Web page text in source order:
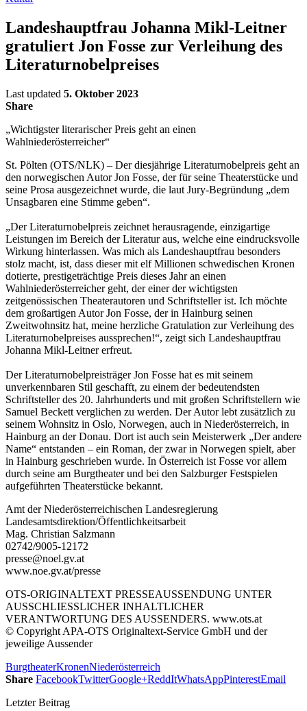
Landeshauptfrau Johanna Mikl-Leitner
gratuliert Jon Fosse zur Verleihung des
Literaturnobelpreises
Last updated 5. Oktober 2023
Share
„Wichtigster literarischer Preis geht an einen
Wahlniederösterreicher“
St. Pölten (OTS/NLK) – Der diesjährige Literaturnobelpreis geht an
den norwegischen Autor Jon Fosse, der für seine Theaterstücke und
seine Prosa ausgezeichnet wurde, die laut Jury-Begründung „dem
Unsagbaren eine Stimme geben“.
„Der Literaturnobelpreis zeichnet herausragende, einzigartige
Leistungen im Bereich der Literatur aus, welche eine eindrucksvolle
Wirkung hinterlassen. Was mich als Landeshauptfrau besonders
stolz macht, ist, dass dieser mit elf Millionen schwedischen Kronen
dotierte, prestigeträchtige Preis dieses Jahr an einen
Wahlniederösterreicher geht, der einer der wichtigsten
zeitgenössischen Theaterautoren und Schriftsteller ist. Ich möchte
dem großartigen Autor Jon Fosse, der in Hainburg seinen
Zweitwohnsitz hat, meine herzliche Gratulation zur Verleihung des
Literaturnobelpreises aussprechen!“, zeigt sich Landeshauptfrau
Johanna Mikl-Leitner erfreut.
Der Literaturnobelpreisträger Jon Fosse hat es mit seinem
unverkennbaren Stil geschafft, zu einem der bedeutendsten
Schriftsteller des 20. Jahrhunderts und mit großen Schriftstellern wie
Samuel Beckett verglichen zu werden. Der Autor lebt zusätzlich zu
seinem Wohnsitz in Oslo, Norwegen, auch in Niederösterreich, in
Hainburg an der Donau. Dort ist auch sein Meisterwerk „Der andere
Name“ entstanden – ein Roman, der zwar in Norwegen spielt, aber
in Hainburg geschrieben wurde. In Österreich ist Fosse vor allem
durch seine am Burgtheater und bei den Salzburger Festspielen
aufgeführten Theaterstücke bekannt.
Amt der Niederösterreichischen Landesregierung
Landesamtsdirektion/Öffentlichkeitsarbeit
Mag. Christian Salzmann
02742/9005-12172
presse@noel.gv.at
www.noe.gv.at/presse
OTS-ORIGINALTEXT PRESSEAUSSENDUNG UNTER
AUSSCHLIESSLICHER INHALTLICHER
VERANTWORTUNG DES AUSSENDERS. www.ots.at
© Copyright APA-OTS Originaltext-Service GmbH und der
jeweilige Aussender
BurgtheaterKronenNiederösterreich
Share FacebookTwitterGoogle+ReddItWhatsAppPinterestEmail
Letzter Beitrag